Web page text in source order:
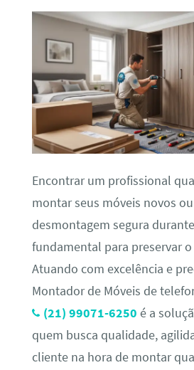
Encontrar um profissional
montar seus móveis novos
desmontagem segura
fundamental para preservar
Atuando com excelência e
Montador de Móveis de
(21) 99071-6250 é a
quem busca qualidade,
cliente na hora de montar